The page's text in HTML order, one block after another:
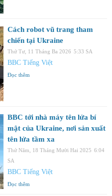
Cách robot vũ trang tham
chiến tại Ukraine
Thứ Tư, 11 Tháng Ba 2026 5:33 SA
BBC Tiếng Việt
Đọc thêm
BBC tới nhà máy tên lửa bí
mật của Ukraine, nơi sản xuất
tên lửa tầm xa
Thứ Năm, 18 Tháng Mười Hai 2025 6:04
SA
BBC Tiếng Việt
Đọc thêm